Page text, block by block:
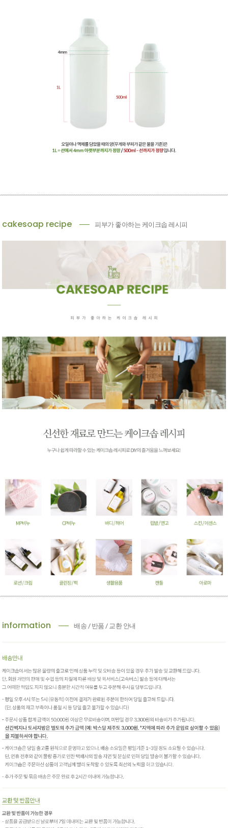
cakesoap recipe 피부가 좋아하는 케이크솝 레시피
information 배송 / 반품 / 교환 안내